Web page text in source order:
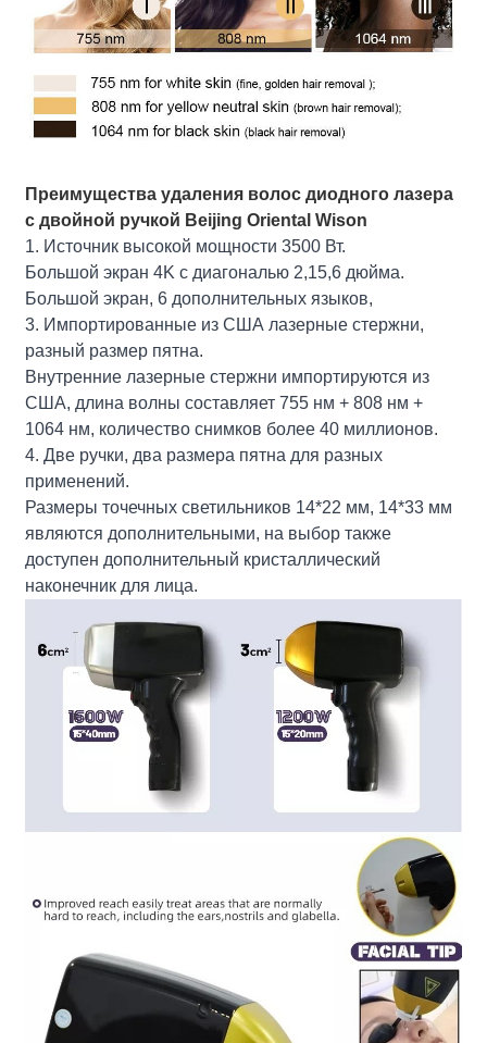
Преимущества удаления волос диодного лазера
с двойной ручкой Beijing Oriental Wison
1. Источник высокой мощности 3500 Вт.
Большой экран 4K с диагональю 2,15,6 дюйма.
Большой экран, 6 дополнительных языков,
3. Импортированные из США лазерные стержни,
разный размер пятна.
Внутренние лазерные стержни импортируются из
США, длина волны составляет 755 нм + 808 нм +
1064 нм, количество снимков более 40 миллионов.
4. Две ручки, два размера пятна для разных
применений.
Размеры точечных светильников 14*22 мм, 14*33 мм
являются дополнительными, на выбор также
доступен дополнительный кристаллический
наконечник для лица.